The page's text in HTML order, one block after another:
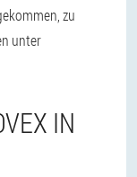
zu
unter
IN